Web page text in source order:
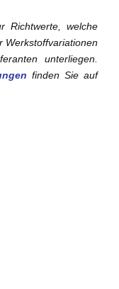
Richtwerte, welche
Werkstoffvariationen
unterliegen.
finden Sie auf